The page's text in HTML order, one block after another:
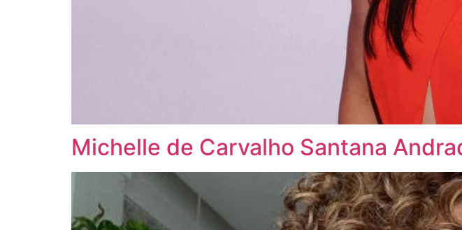
Michelle de Carvalho Santana